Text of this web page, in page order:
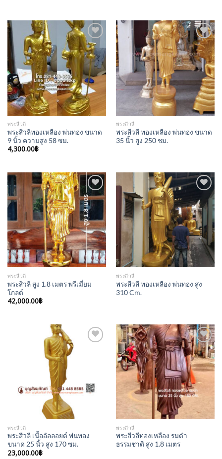
Add to
Wishlist
พระสีวลี
พระสีวลีทองเหลือง พ่นทอง ขนาด
9 นิ้ว ความสูง 58 ซม.
4,300.00฿
Add to
Wishlist
พระสีวลี
พระสีวลี ทองเหลือง พ่นทอง ขนาด
35 นิ้ว สูง 250 ชม.
Add to
Wishlist
พระสีวลี
พระสิวลี สูง 1.8 เมตร พรีเมี่ยม
โกลด์
42,000.00฿
Wishlist
พระสีวลี
พระสีวลี ทองเหลือง พ่นทอง สูง
310 Cm.
พระสีวลี
พระสีวลี เนื้ออัลลอยด์ พ่นทอง
ขนาด 25 นิ้ว สูง 170 ซม.
23,000.00฿
Add to
Wishlist
พระสีวลี
พระสีวลีทองเหลือง รมดำ
ธรรมชาติ สูง 1.8 เมตร